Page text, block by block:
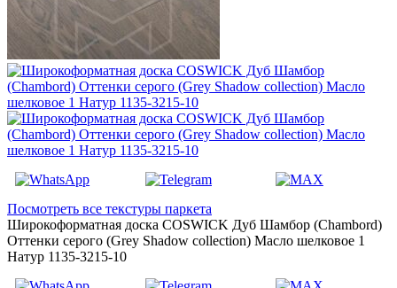
Посмотреть все текстуры паркета
Широкоформатная доска COSWICK Дуб Шамбор (Chambord)
Оттенки серого (Grеy Shadow collection) Масло шелковое 1
Натур 1135-3215-10